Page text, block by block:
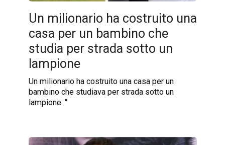
Un milionario ha costruito una
casa per un bambino che
studia per strada sotto un
lampione
Un milionario ha costruito una casa per un
bambino che studiava per strada sotto un
lampione: “